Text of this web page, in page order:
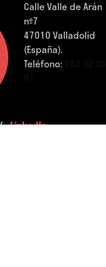
Calle Valle de Arán
nº7
47010 Valladolid
(España).
Teléfono:
LinkedIn.